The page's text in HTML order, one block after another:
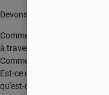
Devons-nous être théologien
Comment est-ce que je peux
à travers la Bible? Ce ne
Comment est-ce que je peux
Est-ce que je peux
qu'est-ce que la Bible?